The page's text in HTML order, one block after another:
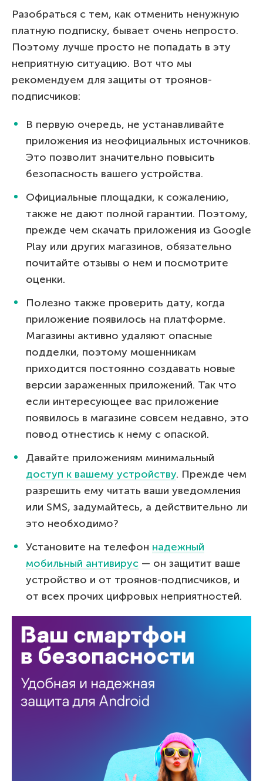
Разобраться с тем, как отменить ненужную
платную подписку, бывает очень непросто.
Поэтому лучше просто не попадать в эту
неприятную ситуацию. Вот что мы
рекомендуем для защиты от троянов-
подписчиков:
В первую очередь, не устанавливайте
приложения из неофициальных источников.
Это позволит значительно повысить
безопасность вашего устройства.
Официальные площадки, к сожалению,
также не дают полной гарантии. Поэтому,
прежде чем скачать приложения из Google
Play или других магазинов, обязательно
почитайте отзывы о нем и посмотрите
оценки.
Полезно также проверить дату, когда
приложение появилось на платформе.
Магазины активно удаляют опасные
подделки, поэтому мошенникам
приходится постоянно создавать новые
версии зараженных приложений. Так что
если интересующее вас приложение
появилось в магазине совсем недавно, это
повод отнестись к нему с опаской.
Давайте приложениям минимальный
доступ к вашему устройству. Прежде чем
разрешить ему читать ваши уведомления
или SMS, задумайтесь, а действительно ли
это необходимо?
Установите на телефон надежный
мобильный антивирус — он защитит ваше
устройство и от троянов-подписчиков, и
от всех прочих цифровых неприятностей.